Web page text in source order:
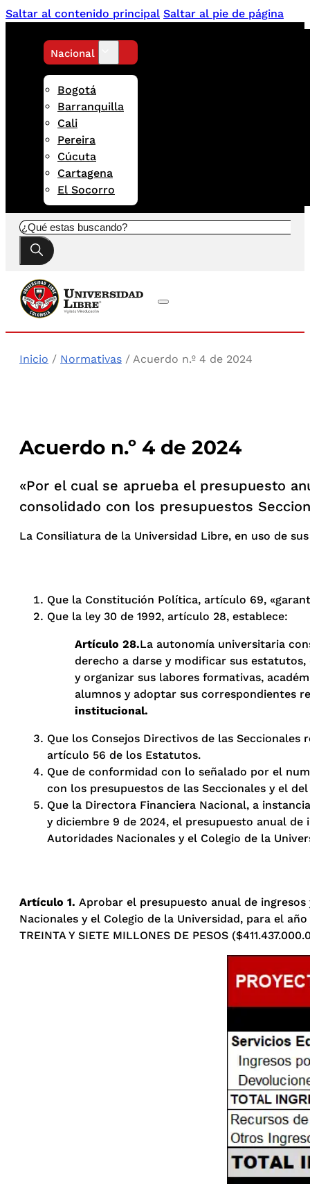
Saltar al contenido principal Saltar al pie de página
Nacional
Bogotá
Barranquilla
Cali
Pereira
Cúcuta
Cartagena
El Socorro
Buscar
Inicio / Normativas / Acuerdo n.º 4 de 2024
Acuerdo n.º 4 de 2024
«Por el cual se aprueba el presupuesto
consolidado con los presupuestos
La Consiliatura de la Universidad Libre, en uso de
Que la Constitución Política, artículo 69,
Que la ley 30 de 1992, artículo 28, establece:
Artículo 28.La autonomía universitaria
derecho a darse y modificar sus
y organizar sus labores formativas,
alumnos y adoptar sus correspondientes
institucional.
Que los Consejos Directivos de las
artículo 56 de los Estatutos.
Que de conformidad con lo señalado por el
con los presupuestos de las Seccionales y el
Que la Directora Financiera Nacional, a
y diciembre 9 de 2024, el presupuesto anual
Autoridades Nacionales y el Colegio de la
Artículo 1. Aprobar el presupuesto anual de
Nacionales y el Colegio de la Universidad, para el
TREINTA Y SIETE MILLONES DE PESOS